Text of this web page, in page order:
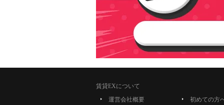
賃貸EXについて
運営会社概要
初めての方